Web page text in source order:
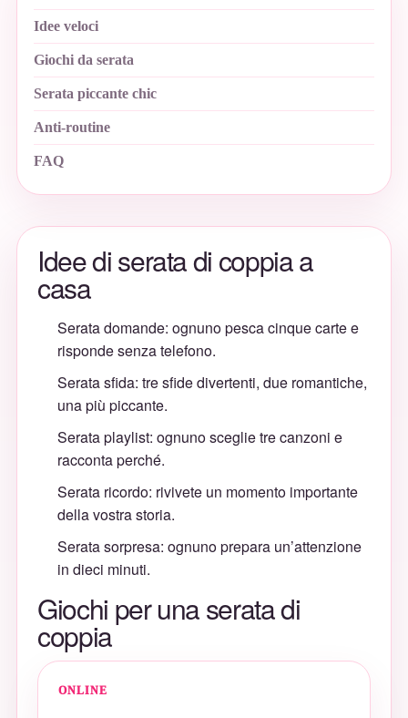
Idee veloci
Giochi da serata
Serata piccante chic
Anti-routine
FAQ
Idee di serata di coppia a
casa
Serata domande: ognuno pesca cinque carte e
risponde senza telefono.
Serata sfida: tre sfide divertenti, due romantiche,
una più piccante.
Serata playlist: ognuno sceglie tre canzoni e
racconta perché.
Serata ricordo: rivivete un momento importante
della vostra storia.
Serata sorpresa: ognuno prepara un’attenzione
in dieci minuti.
Giochi per una serata di
coppia
ONLINE